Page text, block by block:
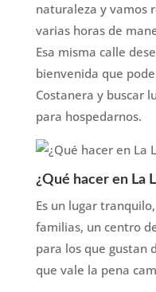
naturaleza y vamos
varias horas de
Esa misma calle
bienvenida que
Costanera y buscar
para hospedarnos.
¿Qué hacer en La
Es un lugar
familias, un centro
para los que gustan
que vale la pena